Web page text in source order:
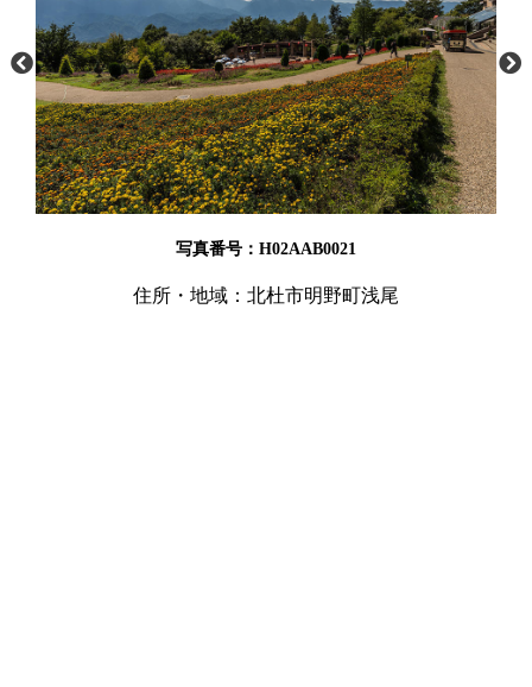
写真番号：H02AAB0021
住所・地域：北杜市明野町浅尾